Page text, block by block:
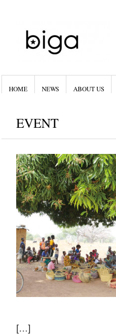
HOME NEWS ABOUT US
EVENT
[…]